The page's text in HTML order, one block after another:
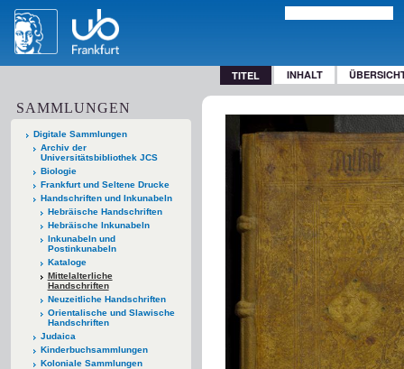
TITEL INHALT
SAMMLUNGEN
Digitale Sammlungen
Archiv der
Universitätsbibliothek JCS
Biologie
Frankfurt und Seltene Drucke
Handschriften und Inkunabeln
Hebräische Handschriften
Hebräische Inkunabeln
Inkunabeln und
Postinkunabeln
Kataloge
Mittelalterliche
Handschriften
Neuzeitliche Handschriften
Orientalische und Slawische
Handschriften
Judaica
Kinderbuchsammlungen
Koloniale Sammlungen